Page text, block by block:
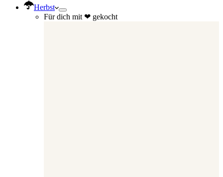
Herbst
Für dich mit ❤ gekocht